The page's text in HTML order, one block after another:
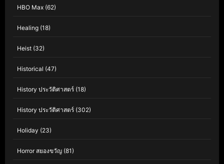
HBO Max (62)
Healing (18)
Heist (32)
Historical (47)
History ประวัติศาสตร์ (18)
History ประวัติศาสตร์ (302)
Holiday (23)
Horror สยองขวัญ (81)